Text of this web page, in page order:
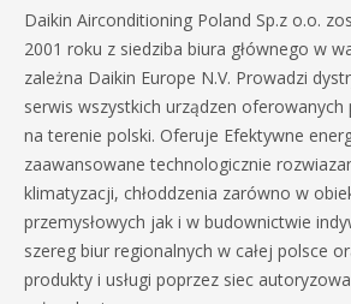
Daikin Airconditioning Poland Sp.z o.o.
2001 roku z siedziba biura głównego w
zależna Daikin Europe N.V. Prowadzi
serwis wszystkich urządzen oferowanych
na terenie polski. Oferuje Efektywne
zaawansowane technologicznie
klimatyzacji, chłoddzenia zarówno w
przemysłowych jak i w budownictwie
szereg biur regionalnych w całej polsce
produkty i usługi poprzez siec